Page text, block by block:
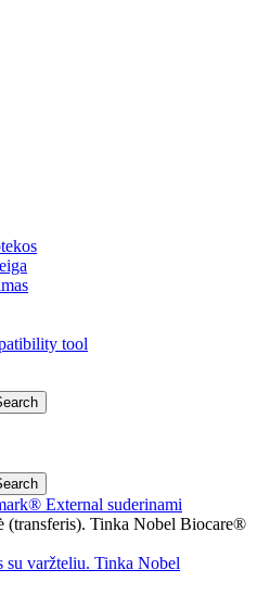
tool
External suderinami
(transferis). Tinka Nobel Biocare®